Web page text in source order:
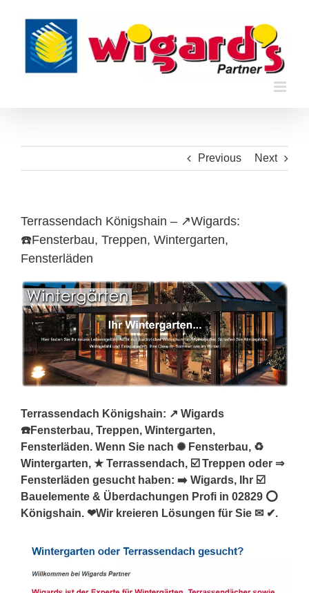
content
Previous Next
Terrassendach Königshain – ↗️Wigards:
☎️Fensterbau, Treppen, Wintergarten,
Fensterläden
Terrassendach Königshain: ↗️ Wigards
☎️Fensterbau, Treppen, Wintergarten,
Fensterläden. Wenn Sie nach ✺ Fensterbau, ♻
Wintergarten, ★ Terrassendach, ☑️ Treppen oder ⇒
Fensterläden gesucht haben: ➡️ Wigards, Ihr ☑️
Bauelemente & Überdachungen Profi in 02829 ⭕
Königshain. ❤Wir kreieren Lösungen für Sie ✉ ✔.